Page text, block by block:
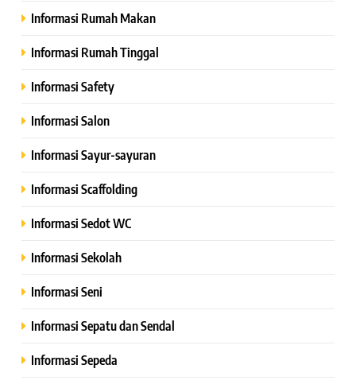
Informasi Rumah Makan
Informasi Rumah Tinggal
Informasi Safety
Informasi Salon
Informasi Sayur-sayuran
Informasi Scaffolding
Informasi Sedot WC
Informasi Sekolah
Informasi Seni
Informasi Sepatu dan Sendal
Informasi Sepeda